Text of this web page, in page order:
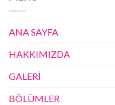
ANA SAYFA
HAKKIMIZDA
GALERİ
BÖLÜMLER